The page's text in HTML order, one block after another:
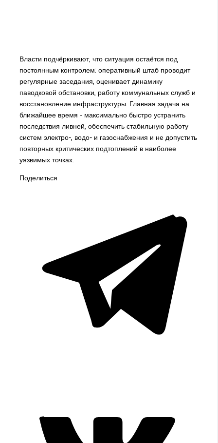
Власти подчёркивают, что ситуация остаётся под
постоянным контролем: оперативный штаб проводит
регулярные заседания, оценивает динамику
паводковой обстановки, работу коммунальных служб и
восстановление инфраструктуры. Главная задача на
ближайшее время - максимально быстро устранить
последствия ливней, обеспечить стабильную работу
систем электро-, водо- и газоснабжения и не допустить
повторных критических подтоплений в наиболее
уязвимых точках.
Поделиться